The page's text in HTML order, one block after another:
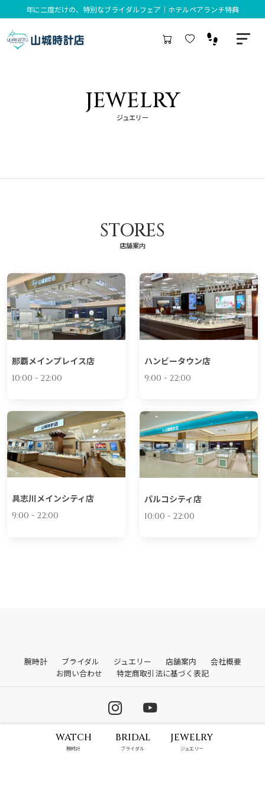
年に二度だけの、特別なブライダルフェア｜ホテルペアランチ特典
JEWELRY
ジュエリー
STORES
店舗案内
那覇メインプレイス店
10:00 - 22:00
ハンビータウン店
9:00 - 22:00
具志川メインシティ店
9:00 - 22:00
パルコシティ店
10:00 - 22:00
腕時計 ブライダル ジュエリー 店舗案内
会社概要
お問い合わせ
特定商取引法に基づく表記
© 2026 株式会社山城時計店. All rights reserved.
WATCH
腕時計
BRIDAL
ブライダル
JEWELRY
ジュエリー